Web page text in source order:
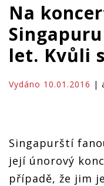
Na
let. Kvůli
Vydáno 10.01.2016 |
Singapurští
její únorový
případě, že jim